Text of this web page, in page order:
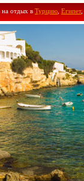
на отдых в Турцию Египет,